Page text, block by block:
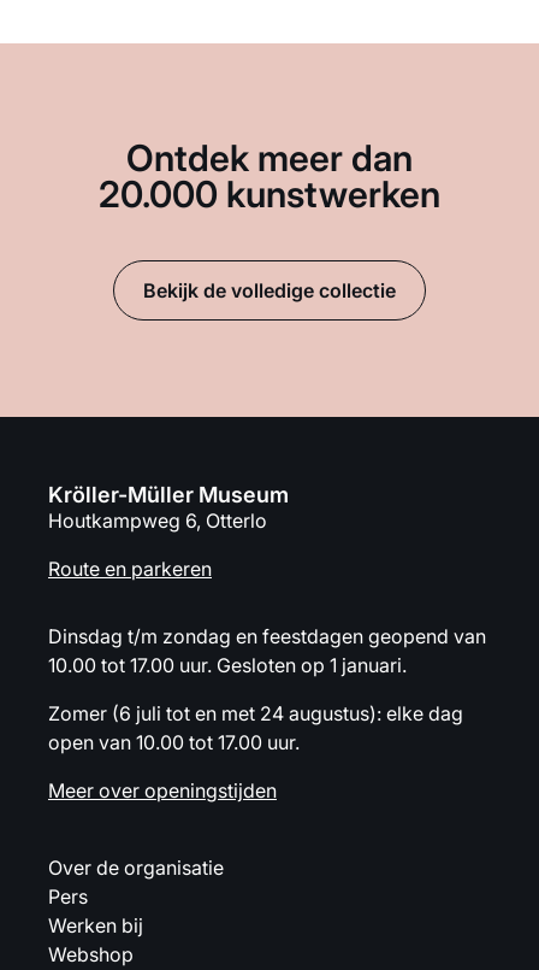
Ontdek meer dan
20.000 kunstwerken
Bekijk de volledige collectie
Kröller-Müller Museum
Houtkampweg 6, Otterlo
Route en parkeren
Dinsdag t/m zondag en feestdagen geopend van
10.00 tot 17.00 uur. Gesloten op 1 januari.
Zomer (6 juli tot en met 24 augustus): elke dag
open van 10.00 tot 17.00 uur.
Meer over openingstijden
Over de organisatie
Pers
Werken bij
Webshop